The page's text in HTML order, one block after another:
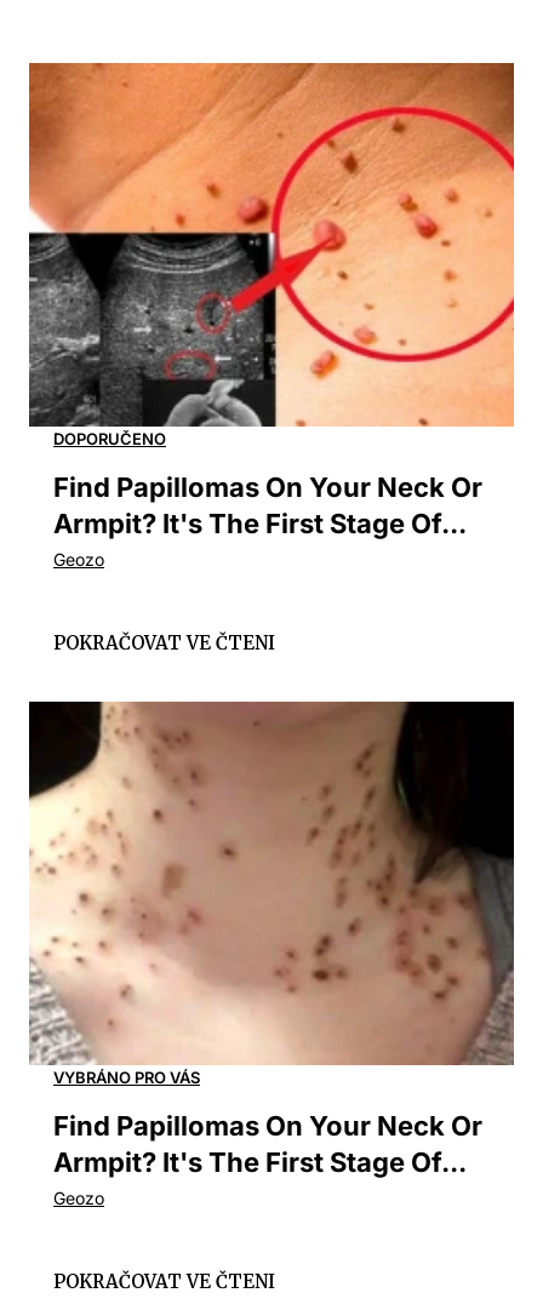
Find Papillomas On Your Neck Or
Armpit? It's The First Stage Of...
Find Papillomas On Your Neck Or
Armpit? It's The First Stage Of...